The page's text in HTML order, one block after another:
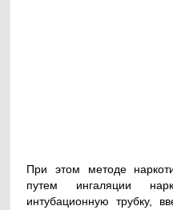
При этом методе
путем ингаляции
интубационную трубку,